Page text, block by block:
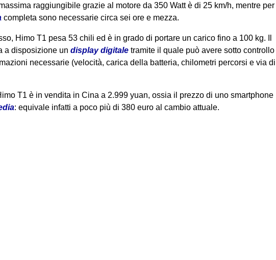
raggiungibile grazie al motore da 350 Watt è di 25 km/h, mentre per
completa sono necessarie circa sei ore e mezza.
Himo T1 pesa 53 chili ed è in grado di portare un carico fino a 100 kg. Il
a disposizione un display digitaletramite il quale può avere sotto controllo
necessarie (velocità, carica della batteria, chilometri percorsi e via di
T1 è in vendita in Cina a 2.999 yuan, ossia il prezzo di uno smartphone
: equivale infatti a poco più di 380 euro al cambio attuale.